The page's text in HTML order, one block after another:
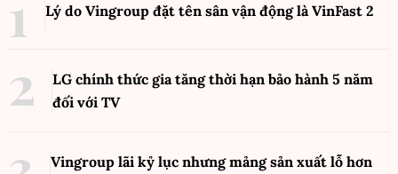
Lý do Vingroup đặt tên sân vận động là VinFast 2
LG chính thức gia tăng thời hạn bảo hành 5 năm
đối với TV
Vingroup lãi kỷ lục nhưng mảng sản xuất lỗ hơn